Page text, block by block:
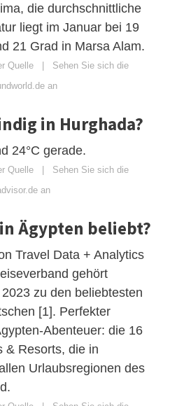
die durchschnittliche
liegt im Januar bei 19
21 Grad in Marsa Alam.
Quelle | Sehen Sie sich die
an
in Hurghada?
24°C gerade.
Quelle | Sehen Sie sich die
an
Ägypten beliebt?
Travel Data + Analytics
gehört
zu den beliebtesten
[1]. Perfekter
Abenteuer: die 16
& Resorts, die in
Urlaubsregionen des